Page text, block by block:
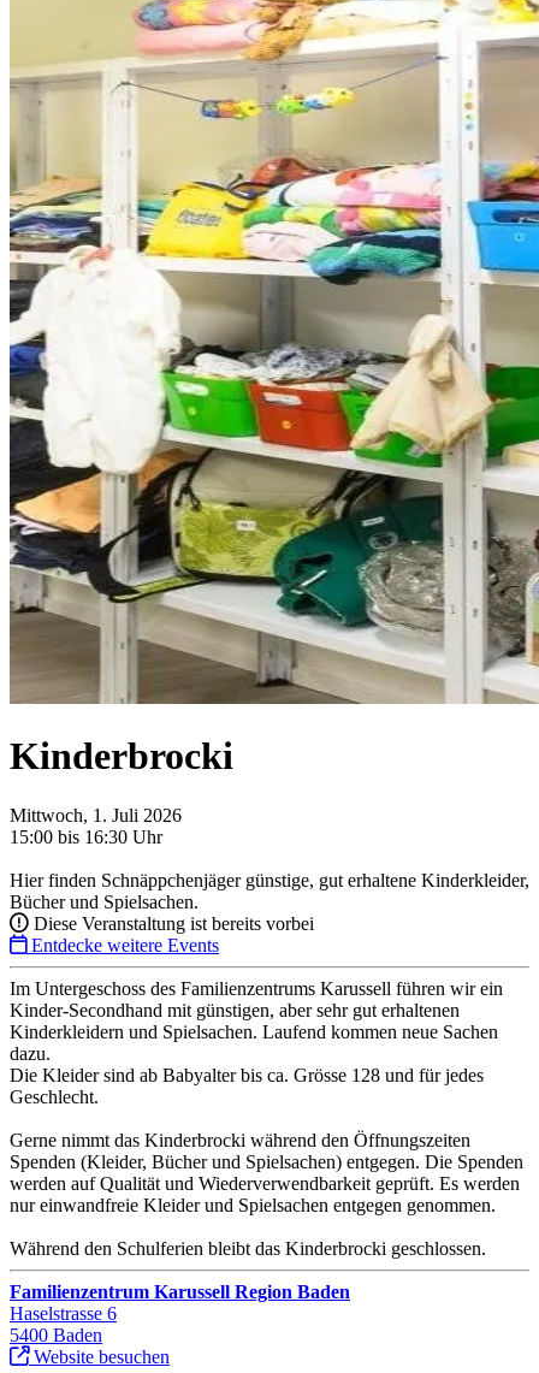
Kinderbrocki
Mittwoch, 1. Juli 2026
15:00 bis 16:30 Uhr
Hier finden Schnäppchenjäger günstige, gut erhaltene Kinderkleider,
Bücher und Spielsachen.
Diese Veranstaltung ist bereits vorbei
Entdecke weitere Events
Im Untergeschoss des Familienzentrums Karussell führen wir ein
Kinder-Secondhand mit günstigen, aber sehr gut erhaltenen
Kinderkleidern und Spielsachen. Laufend kommen neue Sachen
dazu.
Die Kleider sind ab Babyalter bis ca. Grösse 128 und für jedes
Geschlecht.
Gerne nimmt das Kinderbrocki während den Öffnungszeiten
Spenden (Kleider, Bücher und Spielsachen) entgegen. Die Spenden
werden auf Qualität und Wiederverwendbarkeit geprüft. Es werden
nur einwandfreie Kleider und Spielsachen entgegen genommen.
Während den Schulferien bleibt das Kinderbrocki geschlossen.
Familienzentrum Karussell Region Baden
Haselstrasse 6
5400 Baden
Website besuchen